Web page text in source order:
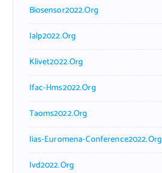
Biosensor2022.org
Ialp2022.org
Klivet2022.org
Ifac-Hms2022.org
Taoms2022.org
Iias-Euromena-Conference2022.org
Ivd2022.org